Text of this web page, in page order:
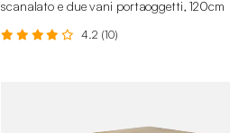
scanalato e due vani portaoggetti, 120cm
4.2 (10)